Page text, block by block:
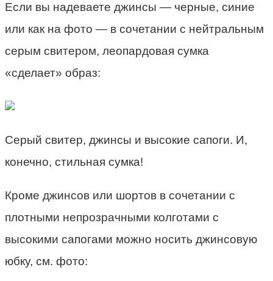
Если вы надеваете джинсы — черные, синие
или как на фото — в сочетании с нейтральным
серым свитером, леопардовая сумка
«сделает» образ:
Серый свитер, джинсы и высокие сапоги. И,
конечно, стильная сумка!
Кроме джинсов или шортов в сочетании с
плотными непрозрачными колготами с
высокими сапогами можно носить джинсовую
юбку, см. фото: